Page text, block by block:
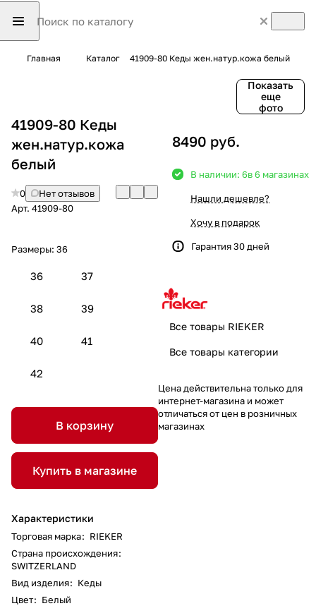
Главная Каталог 41909-80 Кеды жен.натур.кожа белый
Показать
еще
фото
41909-80 Кеды
жен.натур.кожа
белый
0
Нет отзывов
Арт. 41909-80
Размеры: 36
36 37
38 39
40 41
42
В корзину
Купить в магазине
Характеристики
Торговая марка: RIEKER
Страна происхождения:
SWITZERLAND
Вид изделия: Кеды
Цвет: Белый
8490 руб.
В наличии: 6в 6 магазинах
Нашли дешевле?
Хочу в подарок
Гарантия 30 дней
Все товары RIEKER
Все товары категории
Цена действительна только для
интернет-магазина и может
отличаться от цен в розничных
магазинах